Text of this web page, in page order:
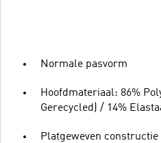
Normale pasvorm
Hoofdmateriaal: 86%
Gerecycled) / 14%
Platgeweven constructie